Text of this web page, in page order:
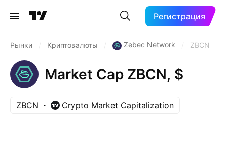
Регистрация
Рынки Криптовалюты Zebec Network ZBCN
Market Cap ZBCN, $
ZBCN Crypto Market Capitalization